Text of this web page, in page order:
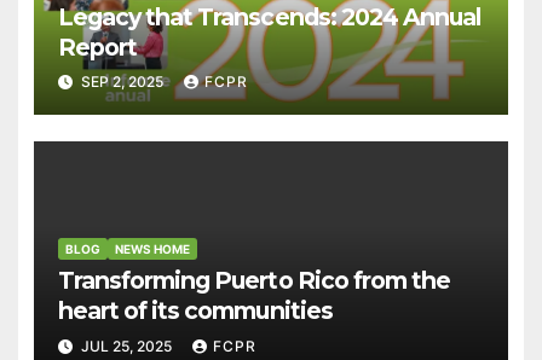
Legacy that Transcends: 2024 Annual
Report
SEP 2, 2025 FCPR
BLOG NEWS HOME
Transforming Puerto Rico from the
heart of its communities
JUL 25, 2025 FCPR